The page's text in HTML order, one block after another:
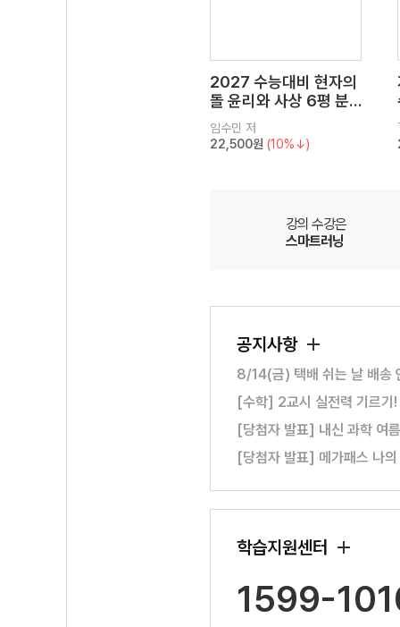
2027 수능대비 현자의
돌 윤리와 사상 6평 분
석서&EBS 수능완성 연
계 N제
임수민 저
22,500원 (10%↓)
강의 수강은
스마트러닝
공지사항
8/14(금) 택배 쉬는 날 배송
[수학] 2교시 실전력 기르기
[당첨자 발표] 내신 과학 여
[당첨자 발표] 메가패스 나
학습지원센터
1599-